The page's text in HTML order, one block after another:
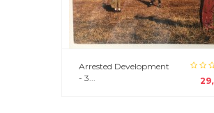
Arrested Development
- 3...